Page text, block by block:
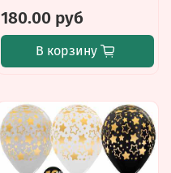
180.00 руб
В корзину